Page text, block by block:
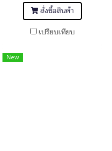
สั่งซื้อสินค้า
เปรียบเทียบ
New